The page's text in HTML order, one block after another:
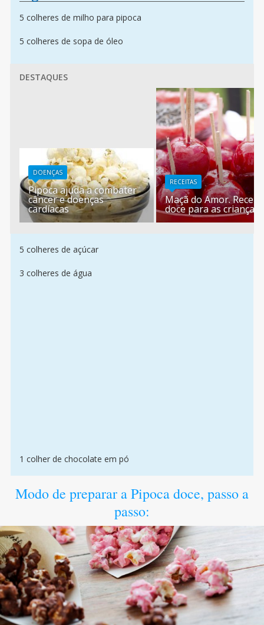
5 colheres de milho para pipoca
5 colheres de sopa de óleo
DESTAQUES
DOENÇAS
Pipoca ajuda a combater
câncer e doenças
cardíacas
RECEITAS
Maçã do Amor.
doce para as crianças
5 colheres de açúcar
3 colheres de água
1 colher de chocolate em pó
Modo de preparar a Pipoca doce, passo a
passo: